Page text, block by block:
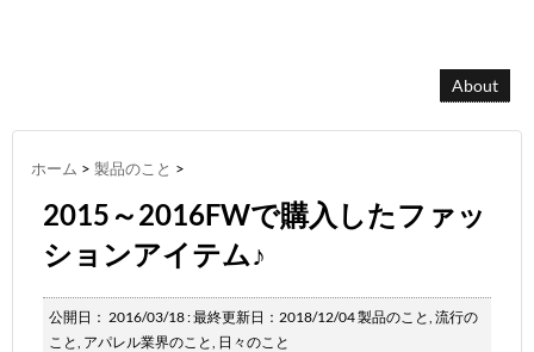
About
ホーム > 製品のこと >
2015～2016FWで購入したファッ
ションアイテム♪
公開日： 2016/03/18: 最終更新日：2018/12/04製品のこと, 流行の
こと, アパレル業界のこと, 日々のこと